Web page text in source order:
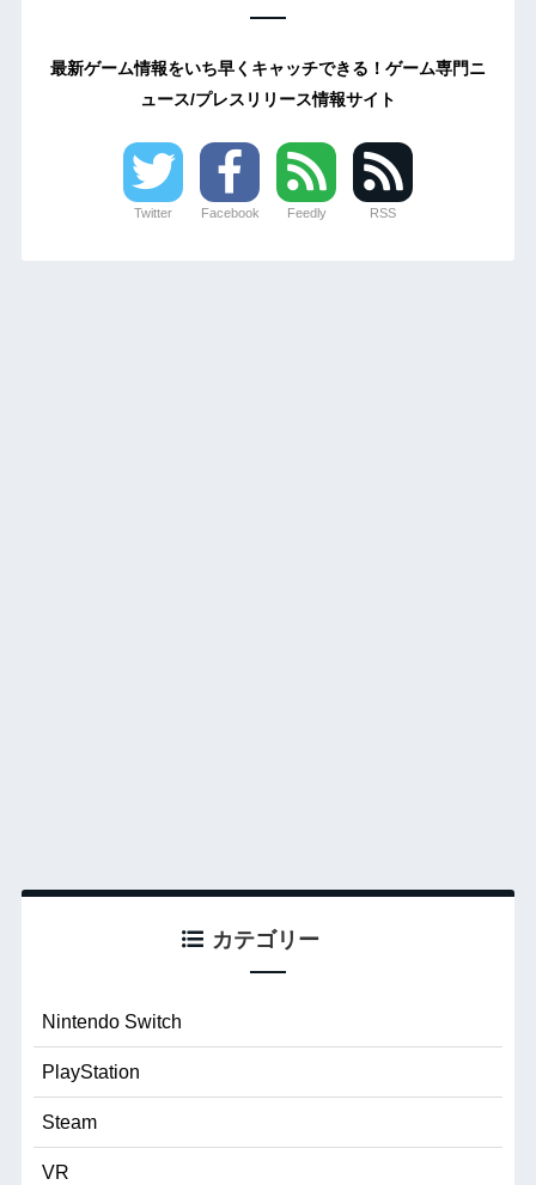
最新ゲーム情報をいち早くキャッチできる！ゲーム専門ニ
ュース/プレスリリース情報サイト
Twitter Facebook Feedly RSS
カテゴリー
Nintendo Switch
PlayStation
Steam
VR